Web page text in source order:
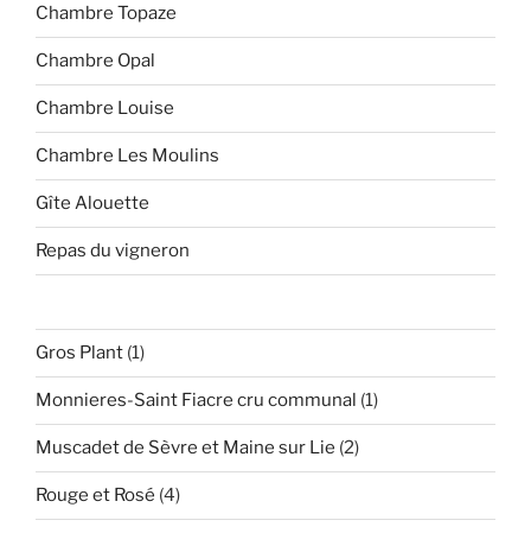
Chambre Topaze
Chambre Opal
Chambre Louise
Chambre Les Moulins
Gîte Alouette
Repas du vigneron
Gros Plant 11
produit
Monnieres-Saint Fiacre cru communal
11
produit
Muscadet de Sèvre et Maine sur Lie 22
produits
Rouge et Rosé 44
produits